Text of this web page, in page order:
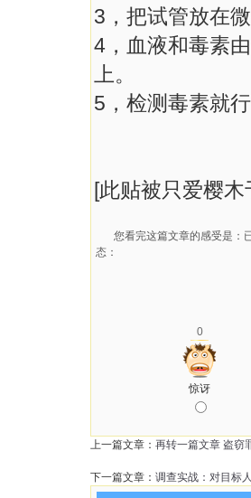
3，把试管放在
4，血液和毒素
上。
5，检测毒素就行
[此贴被只爱樱
您看完这篇文章的感受是：
态：
0
惊讶
上一篇文章： 再转一篇文章 盗窃
下一篇文章： 调查实战：对目标